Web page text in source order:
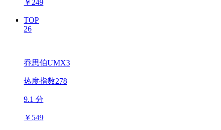
￥ 249
TOP
26
乔思伯UMX3
热度指数278
9.1 分
￥ 549